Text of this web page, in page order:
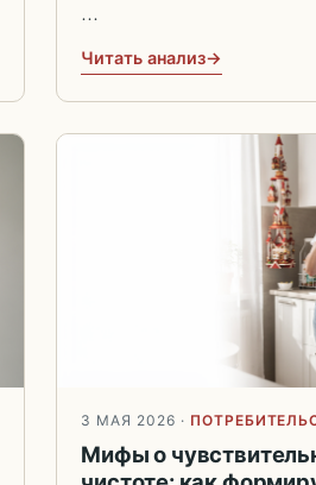
…
Читать анализ
3 МАЯ 2026 ·
Мифы о